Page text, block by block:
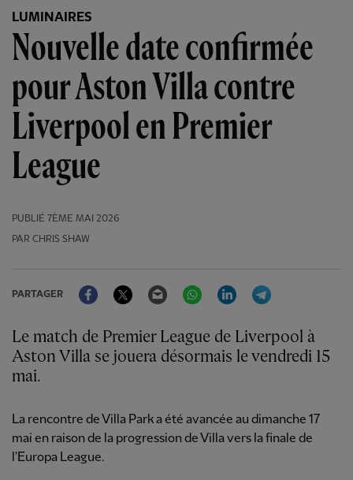
LUMINAIRES
Nouvelle date confirmée
pour Aston Villa contre
Liverpool en Premier
League
PUBLIÉ 7ÈME MAI 2026
PAR CHRIS SHAW
PARTAGER
FacebookTwitter Email WhatsAppLinkedIn
Le match de Premier League de Liverpool à
Aston Villa se jouera désormais le vendredi 15
mai.
La rencontre de Villa Park a été avancée au dimanche 17
mai en raison de la progression de Villa vers la finale de
l'Europa League.